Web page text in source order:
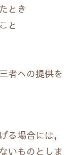
とき
と
者への提供を
る場合には，
いものとしま